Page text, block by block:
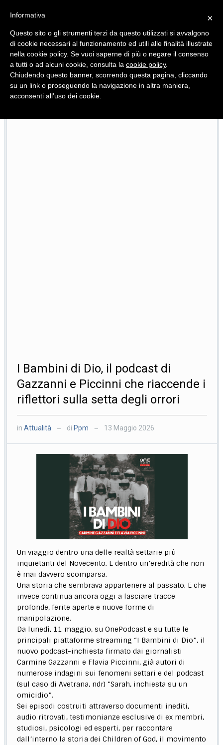
Quotidiano d'informazione distribuito in Molise con
I Bambini di Dio, il podcast di
Gazzanni e Piccinni che riaccende i
riflettori sulla setta degli orrori
inAttualità — di Ppm — 13 Maggio 2026
Un viaggio dentro una delle realtà settarie più
inquietanti del Novecento. E dentro un’eredità che non
è mai davvero scomparsa.
Una storia che sembrava appartenere al passato. E che
invece continua ancora oggi a lasciare tracce
profonde, ferite aperte e nuove forme di
manipolazione.
Da lunedì, 11 maggio, su OnePodcast e su tutte le
principali piattaforme streaming “I Bambini di Dio”, il
nuovo podcast-inchiesta firmato dai giornalisti
Carmine Gazzanni e Flavia Piccinni, già autori di
numerose indagini sui fenomeni settari e del podcast
(sul caso di Avetrana, ndr) “Sarah, inchiesta su un
omicidio”.
Sei episodi costruiti attraverso documenti inediti,
audio ritrovati, testimonianze esclusive di ex membri,
studiosi, psicologi ed esperti, per raccontare
dall’interno la storia dei Children of God, il movimento
×
Informativa
Questo sito o gli strumenti terzi da questo utilizzati si avvalgono
di cookie necessari al funzionamento ed utili alle finalità illustrate
nella cookie policy. Se vuoi saperne di più o negare il consenso
a tutti o ad alcuni cookie, consulta la cookie policy.
Chiudendo questo banner, scorrendo questa pagina, cliccando
su un link o proseguendo la navigazione in altra maniera,
acconsenti all’uso dei cookie.